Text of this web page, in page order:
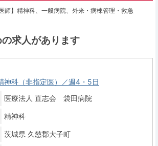
師】精神科、一般病院、外来・病棟管理・救急
求人があります
神科（非指定医）／週4・5日
医療法人 直志会 袋田病院
精神科
茨城県 久慈郡大子町